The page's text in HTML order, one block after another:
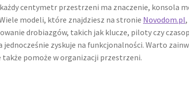
centymetr przestrzeni ma znaczenie, konsola
modeli, które znajdziesz na stronie Novodom.pl
drobiazgów, takich jak klucze, piloty czy
jednocześnie zyskuje na funkcjonalności. Warto
pomoże w organizacji przestrzeni.